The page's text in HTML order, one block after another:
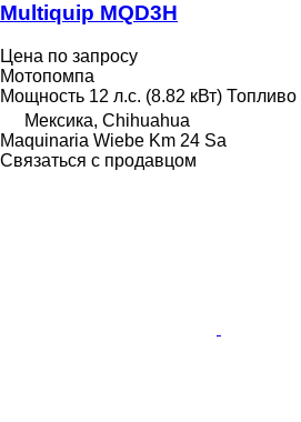
Multiquip MQD3H
Цена по запросу
Мотопомпа
Мощность 12 л.с. (8.82 кВт) Топливо
Мексика, Chihuahua
Maquinaria Wiebe Km 24 Sa
Связаться с продавцом